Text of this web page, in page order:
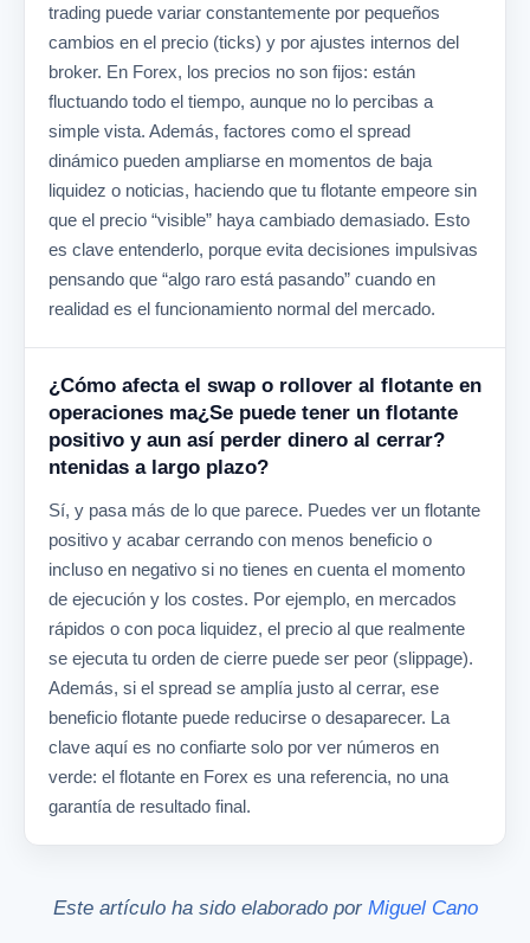
trading puede variar constantemente por pequeños
cambios en el precio (ticks) y por ajustes internos del
broker. En Forex, los precios no son fijos: están
fluctuando todo el tiempo, aunque no lo percibas a
simple vista. Además, factores como el spread
dinámico pueden ampliarse en momentos de baja
liquidez o noticias, haciendo que tu flotante empeore sin
que el precio “visible” haya cambiado demasiado. Esto
es clave entenderlo, porque evita decisiones impulsivas
pensando que “algo raro está pasando” cuando en
realidad es el funcionamiento normal del mercado.
¿Cómo afecta el swap o rollover al flotante en
operaciones ma¿Se puede tener un flotante
positivo y aun así perder dinero al cerrar?
ntenidas a largo plazo?
Sí, y pasa más de lo que parece. Puedes ver un flotante
positivo y acabar cerrando con menos beneficio o
incluso en negativo si no tienes en cuenta el momento
de ejecución y los costes. Por ejemplo, en mercados
rápidos o con poca liquidez, el precio al que realmente
se ejecuta tu orden de cierre puede ser peor (slippage).
Además, si el spread se amplía justo al cerrar, ese
beneficio flotante puede reducirse o desaparecer. La
clave aquí es no confiarte solo por ver números en
verde: el flotante en Forex es una referencia, no una
garantía de resultado final.
Este artículo ha sido elaborado por Miguel Cano